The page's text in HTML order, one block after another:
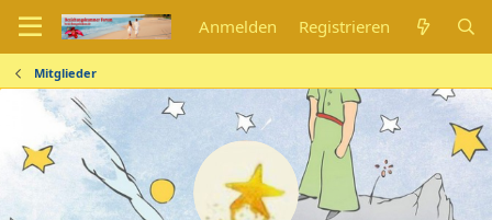
Anmelden Registrieren
Mitglieder